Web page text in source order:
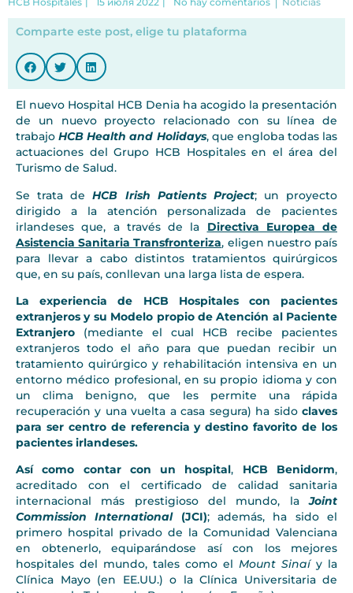
Comparte este post, elige tu plataforma
El nuevo Hospital HCB Denia ha acogido la presentación
de un nuevo proyecto relacionado con su línea de
trabajoHCB Health and Holidays, que engloba todas las
actuaciones del Grupo HCB Hospitales en el área del
Turismo de Salud.
Se trata deHCB Irish Patients Project; un proyecto
dirigido a la atención personalizada de pacientes
irlandeses que, a través de la Directiva Europea de
Asistencia Sanitaria Transfronteriza, eligen nuestro país
para llevar a cabo distintos tratamientos quirúrgicos
que, en su país, conllevan una larga lista de espera.
La experiencia de HCB Hospitales con pacientes
extranjeros y su Modelo propio de Atención al Paciente
Extranjero (mediante el cual HCB recibe pacientes
extranjeros todo el año para que puedan recibir un
tratamiento quirúrgico y rehabilitación intensiva en un
entorno médico profesional, en su propio idioma y con
un clima benigno, que les permite una rápida
recuperación y una vuelta a casa segura) ha sido claves
para ser centro de referencia y destino favorito de los
pacientes irlandeses.
Así como contar con un hospital, HCB Benidorm,
acreditado con el certificado de calidad sanitaria
internacional más prestigioso del mundo, laJoint
Commission International(JCI); además, ha sido el
primero hospital privado de la Comunidad Valenciana
en obtenerlo, equiparándose así con los mejores
hospitales del mundo, tales como el Mount Sinaíy la
Clínica Mayo (en EE.UU.) o la Clínica Universitaria de